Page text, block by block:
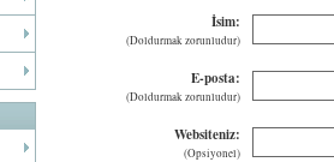
İsim:
(Doldurmak zorunludur)
E-posta:
(Doldurmak zorunludur)
Websiteniz:
(Opsiyonel)